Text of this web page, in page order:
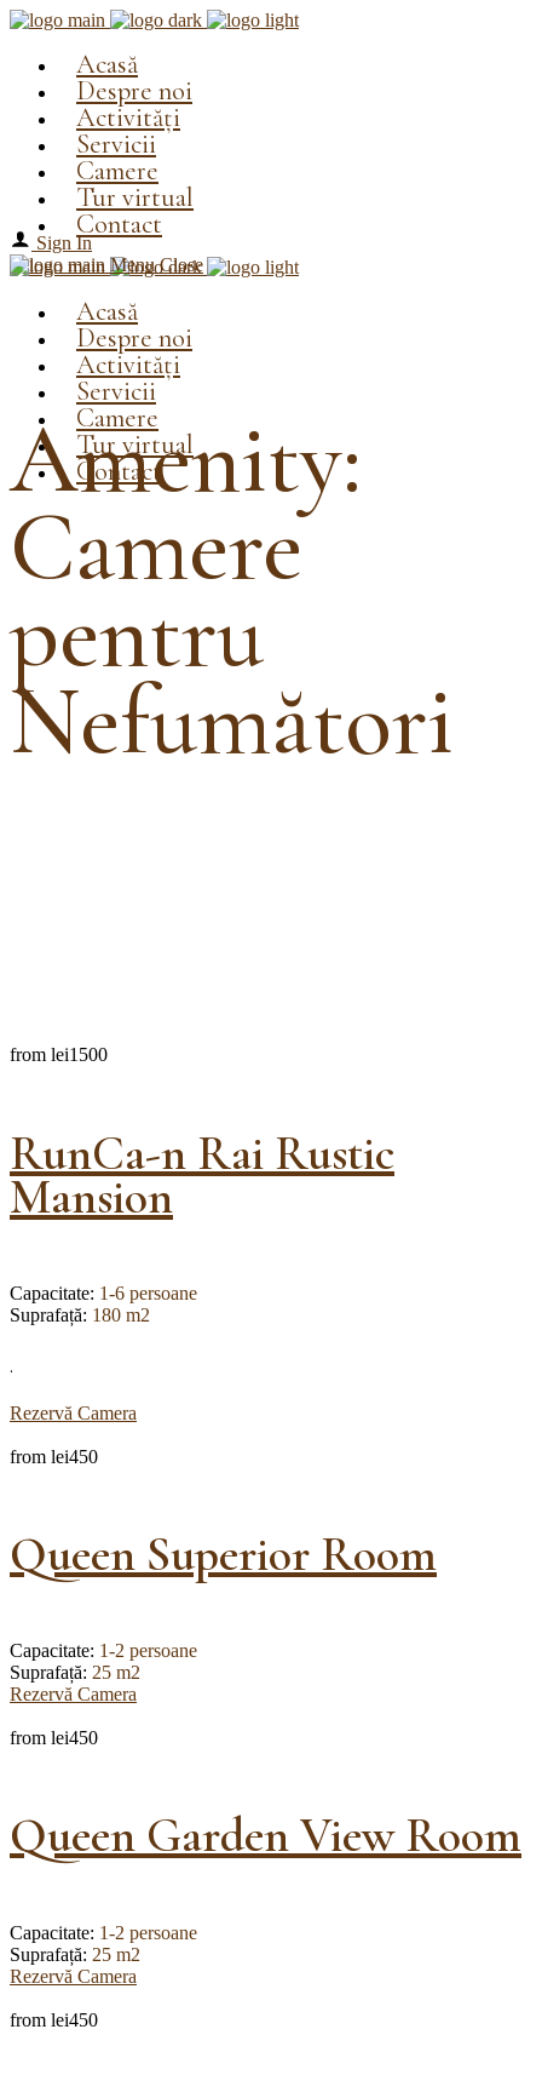
Acasă
Despre noi
Activități
Servicii
Camere
Tur virtual
Contact
Acasă
Despre noi
Activități
Servicii
Camere
Tur virtual
Contact
Sign In
Menu Close
Amenity:
Camere
pentru
Nefumători
from lei1500
RunCa-n Rai Rustic
Mansion
Capacitate: 1-6 persoane
Suprafață: 180 m2
.
Rezervă Camera
from lei450
Queen Superior Room
Capacitate: 1-2 persoane
Suprafață: 25 m2
Rezervă Camera
from lei450
Queen Garden View Room
Capacitate: 1-2 persoane
Suprafață: 25 m2
Rezervă Camera
from lei450